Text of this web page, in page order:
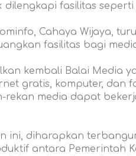
dilengkapi fasilitas
Cahaya Wijaya,
fasilitas bagi
kembali Balai Media
gratis, komputer, dan
rekan media dapat
ini, diharapkan
antara Pemerintah